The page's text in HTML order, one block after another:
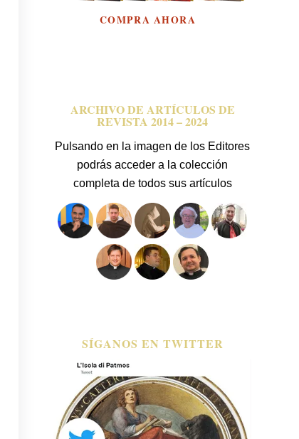
COMPRA AHORA
ARCHIVO DE ARTÍCULOS DE
REVISTA 2014 – 2024
Pulsando en la imagen de los Editores
podrás acceder a la colección
completa de todos sus artículos
SÍGANOS EN TWITTER